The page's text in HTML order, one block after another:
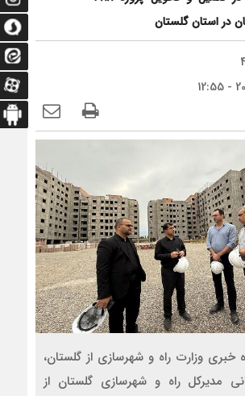
در استان گلستان
خبری وزارت راه و شهرسازی از گلستان،
مدیرکل راه و شهرسازی گلستان از